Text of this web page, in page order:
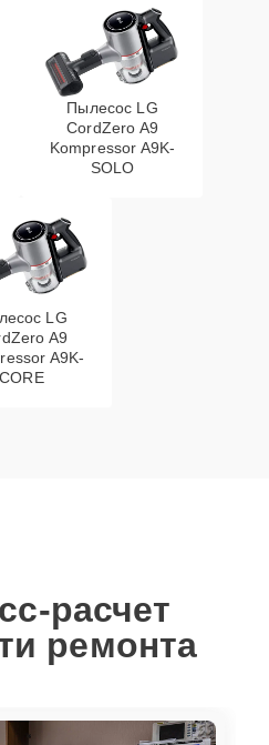
Пылесос LG
CordZero A9
Kompressor A9K-
SOLO
LG
A9
A9K-
CORE
расчет
ремонта